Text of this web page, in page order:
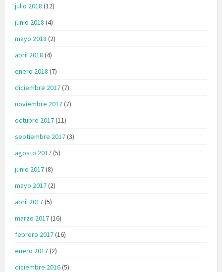
julio 2018 (12)
junio 2018 (4)
mayo 2018 (2)
abril 2018 (4)
enero 2018 (7)
diciembre 2017(7)
noviembre 2017(7)
octubre 2017(11)
septiembre 2017(3)
agosto 2017(5)
junio 2017(8)
mayo 2017(2)
abril 2017(5)
marzo 2017(16)
febrero 2017(16)
enero 2017(2)
diciembre 2016(5)